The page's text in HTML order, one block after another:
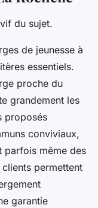
du sujet.
de jeunesse à
essentiels.
proche du
grandement les
proposés
conviviaux,
parfois même des
permettent
garantie